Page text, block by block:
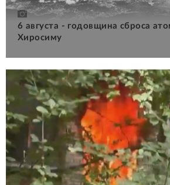
6 августа - годовщина сброса
Хиросиму